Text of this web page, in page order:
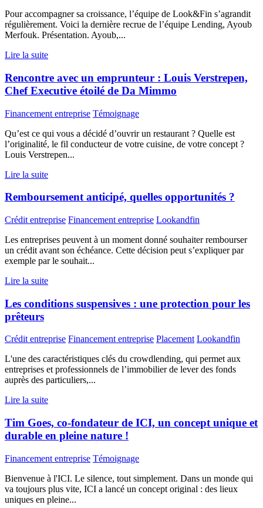
Pour accompagner sa croissance, l’équipe de Look&Fin s’agrandit
régulièrement. Voici la dernière recrue de l’équipe Lending, Ayoub
Merfouk. Présentation. Ayoub,...
Lire la suite
Rencontre avec un emprunteur : Louis Verstrepen,
Chef Executive étoilé de Da Mimmo
Financement entreprise Témoignage
Qu’est ce qui vous a décidé d’ouvrir un restaurant ? Quelle est
l’originalité, le fil conducteur de votre cuisine, de votre concept ?
Louis Verstrepen...
Lire la suite
Remboursement anticipé, quelles opportunités ?
Crédit entreprise Financement entreprise Lookandfin
Les entreprises peuvent à un moment donné souhaiter rembourser
un crédit avant son échéance. Cette décision peut s’expliquer par
exemple par le souhait...
Lire la suite
Les conditions suspensives : une protection pour les
prêteurs
Crédit entreprise Financement entreprise Placement Lookandfin
L'une des caractéristiques clés du crowdlending, qui permet aux
entreprises et professionnels de l’immobilier de lever des fonds
auprès des particuliers,...
Lire la suite
Tim Goes, co-fondateur de ICI, un concept unique et
durable en pleine nature !
Financement entreprise Témoignage
Bienvenue à l'ICI. Le silence, tout simplement. Dans un monde qui
va toujours plus vite, ICI a lancé un concept original : des lieux
uniques en pleine...